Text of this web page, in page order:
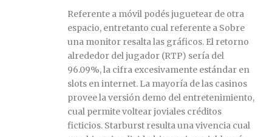
Referente a móvil podés juguetear de otra
espacio, entretanto cual referente a Sobre
una monitor resalta las gráficos. El retorno
alrededor del jugador (RTP) serí­a del
96.09%, la cifra excesivamente estándar en
slots en internet. La mayoría de las casinos
provee la versión demo del entretenimiento,
cual permite voltear joviales créditos
ficticios. Starburst resulta una vivencia cual